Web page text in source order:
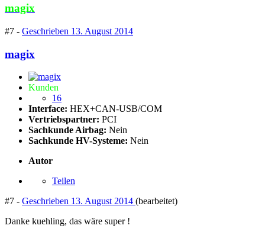
magix
#7 - Geschrieben 13. August 2014
magix
Kunden
16
Interface: HEX+CAN-USB/COM
Vertriebspartner: PCI
Sachkunde Airbag: Nein
Sachkunde HV-Systeme: Nein
Autor
Teilen
#7 - Geschrieben 13. August 2014 (bearbeitet)
Danke kuehling, das wäre super !